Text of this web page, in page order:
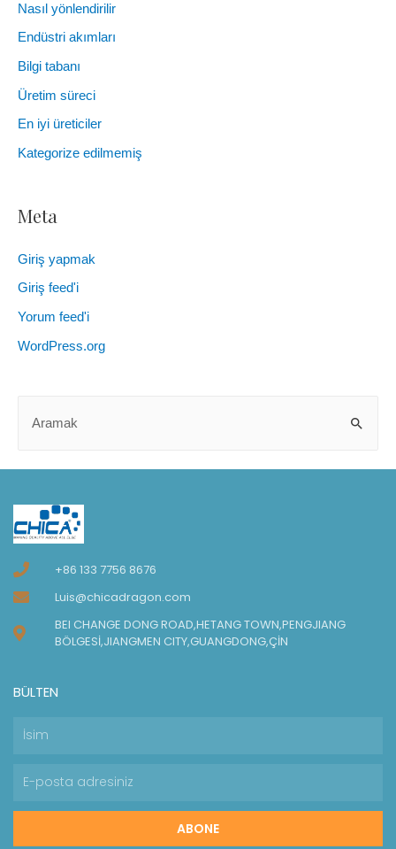
Nasıl yönlendirilir
Endüstri akımları
Bilgi tabanı
Üretim süreci
En iyi üreticiler
Kategorize edilmemiş
Meta
Giriş yapmak
Giriş feed'i
Yorum feed'i
WordPress.org
+86 133 7756 8676
Luis@chicadragon.com
BEI CHANGE DONG ROAD,HETANG TOWN,PENGJIANG
BÖLGESİ,JIANGMEN CITY,GUANGDONG,ÇİN
BÜLTEN
ABONE